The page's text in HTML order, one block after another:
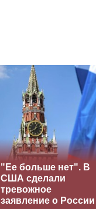
"Ее больше нет". В
США сделали
тревожное
заявление о России